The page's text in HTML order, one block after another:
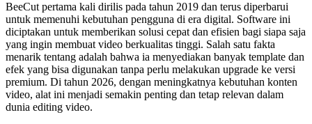
BeeCut pertama kali dirilis pada tahun 2019 dan terus diperbarui
untuk memenuhi kebutuhan pengguna di era digital. Software ini
diciptakan untuk memberikan solusi cepat dan efisien bagi siapa saja
yang ingin membuat video berkualitas tinggi. Salah satu fakta
menarik tentang adalah bahwa ia menyediakan banyak template dan
efek yang bisa digunakan tanpa perlu melakukan upgrade ke versi
premium. Di tahun 2026, dengan meningkatnya kebutuhan konten
video, alat ini menjadi semakin penting dan tetap relevan dalam
dunia editing video.